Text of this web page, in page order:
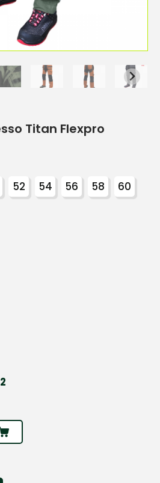
Titan Flexpro
52 54 56 58
60